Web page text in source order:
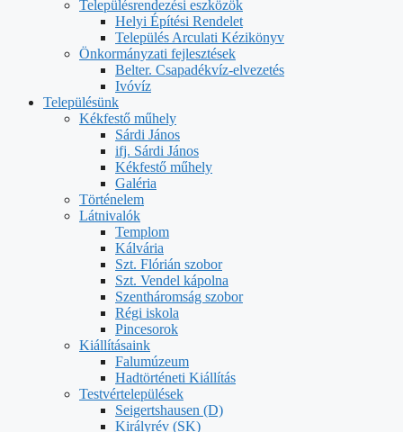
Településrendezési eszközök
Helyi Építési Rendelet
Település Arculati Kézikönyv
Önkormányzati fejlesztések
Belter. Csapadékvíz-elvezetés
Ivóvíz
Településünk
Kékfestő műhely
Sárdi János
ifj. Sárdi János
Kékfestő műhely
Galéria
Történelem
Látnivalók
Templom
Kálvária
Szt. Flórián szobor
Szt. Vendel kápolna
Szentháromság szobor
Régi iskola
Pincesorok
Kiállításaink
Falumúzeum
Hadtörténeti Kiállítás
Testvértelepülések
Seigertshausen (D)
Királyrév (SK)